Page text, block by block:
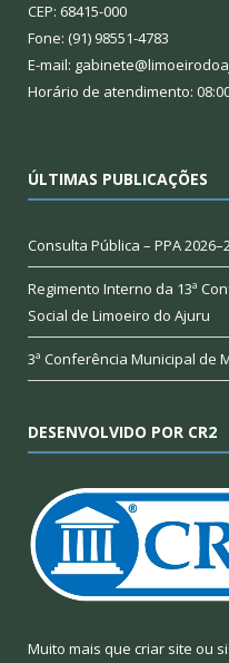
CEP: 68415-000
Fone: (91) 98551-4783
E-mail:
Horário de atendimento:
ÚLTIMAS PUBLICAÇÕES
Consulta Pública – PPA
Regimento Interno da 13ª
Social de Limoeiro do Ajuru
3ª Conferência Municipal de
DESENVOLVIDO POR CR2
Muito mais que criar site ou